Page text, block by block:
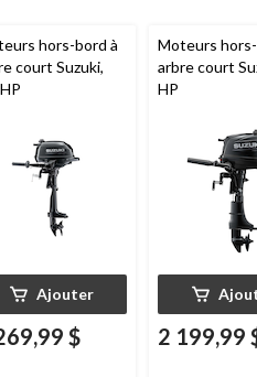
hors-bord à
court Suzuki,
Ajouter
$
Moteurs
arbre court
HP
2 199,99